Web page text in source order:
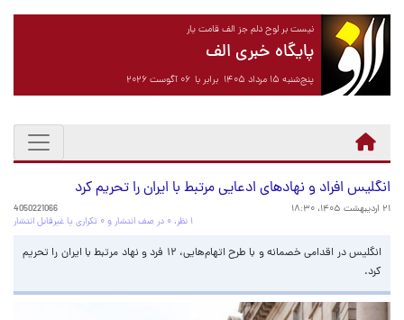
نیست بر لوح دلم جز الف قامت یار
پایگاه خبری الف
پنج‌شنبه ۱۵ مرداد ۱۴۰۵ برابر با ۰۶ آگوست ۲۰۲۶
انگلیس افراد و نهادهای ادعایی مرتبط با ایران را تحریم کرد
۲۱ اردیبهشت ۱۴۰۵، ۱۸:۳۰
4050221066
۱ نظر، ۰ در صف انتشار و ۰ تکراری یا غیرقابل انتشار
انگلیس در اقدامی خصمانه و با طرح اتهام‌هایی، ۱۲ فرد و نهاد مرتبط با ایران را تحریم
کرد.